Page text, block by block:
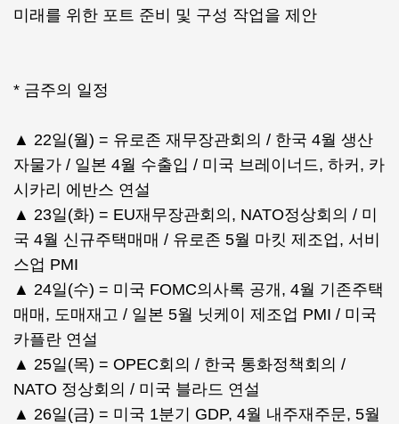
미래를 위한 포트 준비 및 구성 작업을 제안
* 금주의 일정
▲ 22일(월) = 유로존 재무장관회의 / 한국 4월 생산
자물가 / 일본 4월 수출입 / 미국 브레이너드, 하커, 카
시카리 에반스 연설
▲ 23일(화) = EU재무장관회의, NATO정상회의 / 미
국 4월 신규주택매매 / 유로존 5월 마킷 제조업, 서비
스업 PMI
▲ 24일(수) = 미국 FOMC의사록 공개, 4월 기존주택
매매, 도매재고 / 일본 5월 닛케이 제조업 PMI / 미국
카플란 연설
▲ 25일(목) = OPEC회의 / 한국 통화정책회의 /
NATO 정상회의 / 미국 블라드 연설
▲ 26일(금) = 미국 1분기 GDP, 4월 내주재주문, 5월